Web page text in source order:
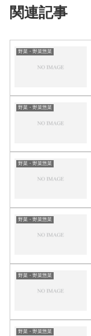
関連記事
野菜・野菜惣菜
野菜・野菜惣菜
野菜・野菜惣菜
野菜・野菜惣菜
野菜・野菜惣菜
野菜・野菜惣菜